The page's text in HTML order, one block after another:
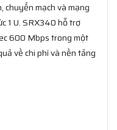
chuyển mạch và mạng
1 U. SRX340 hỗ trợ
600 Mbps trong một
về chi phí và nền tảng